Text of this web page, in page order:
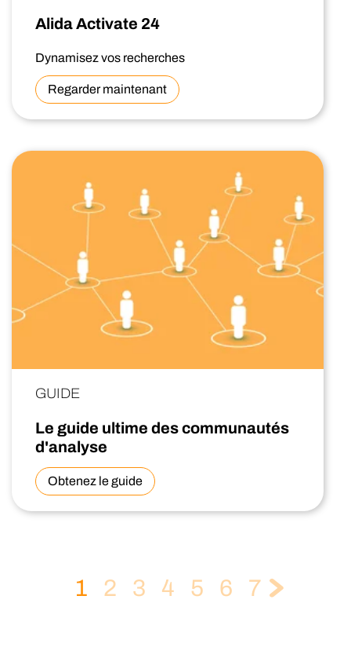
Alida Activate 24
Dynamisez vos recherches
Regarder maintenant
GUIDE
Le guide ultime des communautés
d'analyse
Obtenez le guide
1 2 3 4 5 6 7